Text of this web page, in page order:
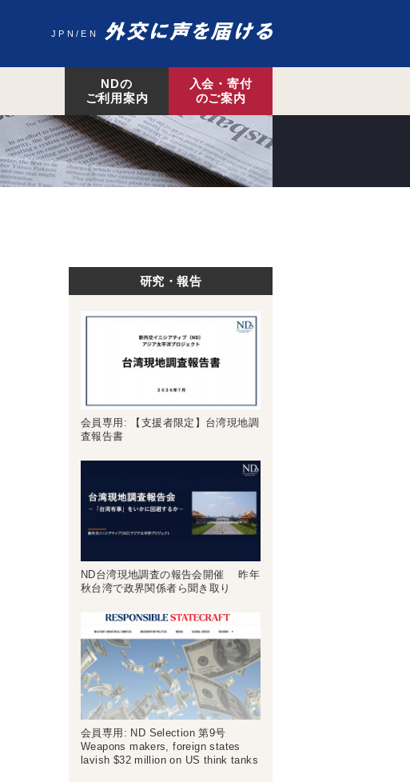
JPN EN
NDの
ご利用案内
入会・寄付
のご案内
研究・報告
会員専用: 【支援者限定】台湾現地調
査報告書
ND台湾現地調査の報告会開催 昨年
秋台湾で政界関係者ら聞き取り
会員専用: ND Selection 第9号
Weapons makers, foreign states
lavish $32 million on US think tanks